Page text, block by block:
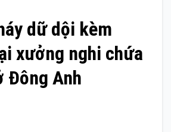
dữ dội kèm
xưởng nghi chứa
Đông Anh